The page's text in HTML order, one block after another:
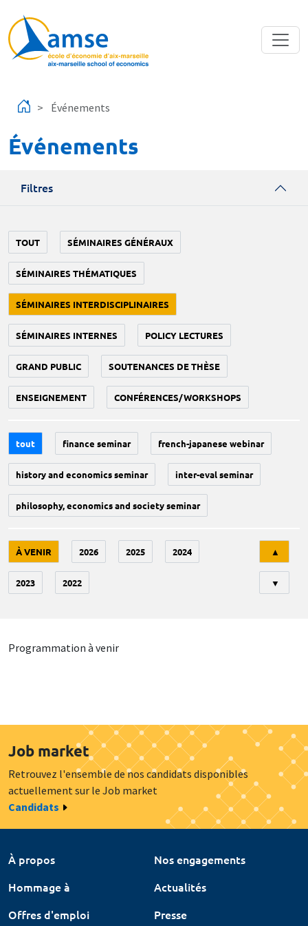
Événements
Événements
Filtres
TOUT SÉMINAIRES GÉNÉRAUX
SÉMINAIRES THÉMATIQUES
SÉMINAIRES INTERDISCIPLINAIRES
SÉMINAIRES INTERNES POLICY LECTURES
GRAND PUBLIC SOUTENANCES DE THÈSE
ENSEIGNEMENT CONFÉRENCES/WORKSHOPS
tout finance seminar french-japanese webinar
history and economics seminar inter-eval seminar
philosophy, economics and society seminar
À VENIR 2026 2025 2024
2023 2022
▲
▼
Programmation à venir
Job market
Retrouvez l'ensemble de nos candidats disponibles
actuellement sur le Job market
Candidats
À propos
Nos engagements
Hommage à
Actualités
Offres d'emploi
Presse